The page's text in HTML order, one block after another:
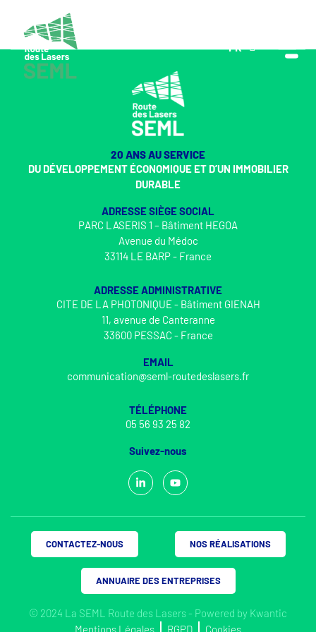
FR
EN
20 ANS AU SERVICE
DU DÉVELOPPEMENT ÉCONOMIQUE ET D’UN IMMOBILIER
DURABLE
ADRESSE SIÈGE SOCIAL
PARC LASERIS 1 – Bâtiment HEGOA
Avenue du Médoc
33114 LE BARP - France
ADRESSE ADMINISTRATIVE
CITE DE LA PHOTONIQUE - Bâtiment GIENAH
11, avenue de Canteranne
33600 PESSAC - France
EMAIL
communication@seml-routedeslasers.fr
TÉLÉPHONE
05 56 93 25 82
Suivez-nous
© 2024 La SEML Route des Lasers - Powered by Kwantic
Mentions Légales
RGPD Cookies
CONTACTEZ-NOUS NOS RÉALISATIONS
ANNUAIRE DES ENTREPRISES